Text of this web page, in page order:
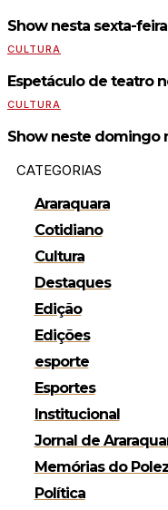
Show nesta sexta-
CULTURA
Espetáculo de teatro
CULTURA
Show neste domingo
CATEGORIAS
Araraquara
Cotidiano
Cultura
Destaques
Edição
Edições
esporte
Esportes
Institucional
Jornal de
Memórias do
Política